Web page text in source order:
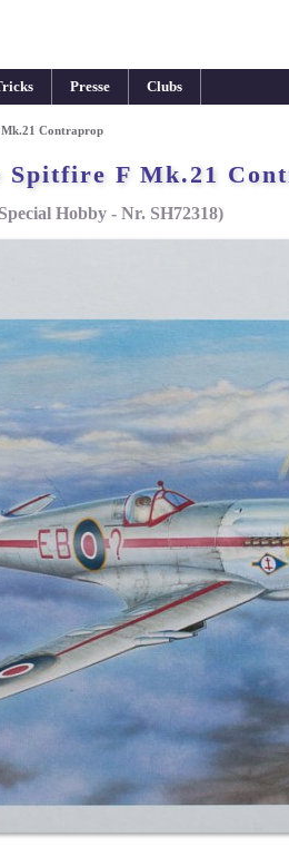
Presse Clubs
Contraprop
Spitfire F Mk.21
Hobby - Nr. SH72318)